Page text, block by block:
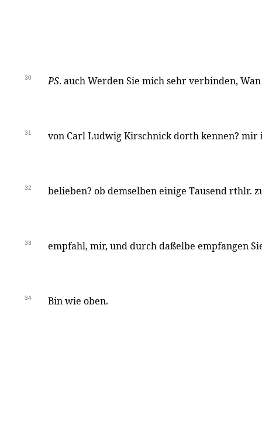
30 PS. auch Werden Sie mich sehr verbinden,
31 von Carl Ludwig Kirschnick dorth kennen? mir
32 belieben? ob demselben einige Tausend rthlr.
33 empfahl, mir, und durch daßelbe empfangen
34 Bin wie oben.